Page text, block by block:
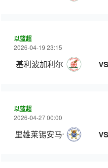
以篮超
2026-04-19 23:15
基利波加利尔 VS
以篮超
2026-04-27 00:00
里雄莱锡安马卡比 VS